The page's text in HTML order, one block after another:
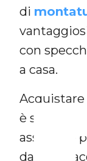
di
con
a casa.
Acquistare
è semplice
assistono
da inizio